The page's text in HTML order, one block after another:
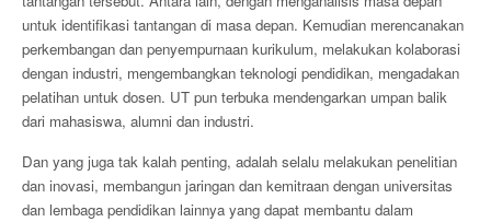
untuk identifikasi tantangan di masa depan. Kemudian merencanakan
perkembangan dan penyempurnaan kurikulum, melakukan kolaborasi
dengan industri, mengembangkan teknologi pendidikan, mengadakan
pelatihan untuk dosen. UT pun terbuka mendengarkan umpan balik
dari mahasiswa, alumni dan industri.
Dan yang juga tak kalah penting, adalah selalu melakukan penelitian
dan inovasi, membangun jaringan dan kemitraan dengan universitas
dan lembaga pendidikan lainnya yang dapat membantu dalam